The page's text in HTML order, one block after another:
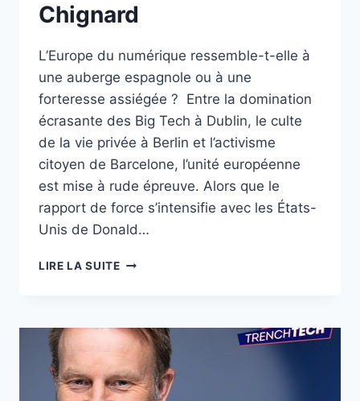
Chignard
L’Europe du numérique ressemble-t-elle à
une auberge espagnole ou à une
forteresse assiégée ? Entre la domination
écrasante des Big Tech à Dublin, le culte
de la vie privée à Berlin et l’activisme
citoyen de Barcelone, l’unité européenne
est mise à rude épreuve. Alors que le
rapport de force s’intensifie avec les États-
Unis de Donald…
LIRE LA SUITE SOUVERAINETÉ
SI
CES
CAPITALES
EUROPÉENNES
AVAIENT